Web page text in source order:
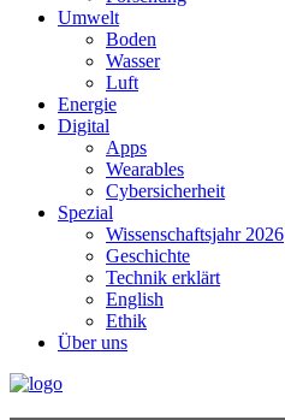
Umwelt
Boden
Wasser
Luft
Energie
Digital
Apps
Wearables
Cybersicherheit
Spezial
Wissenschaftsjahr 2026
Geschichte
Technik erklärt
English
Ethik
Über uns